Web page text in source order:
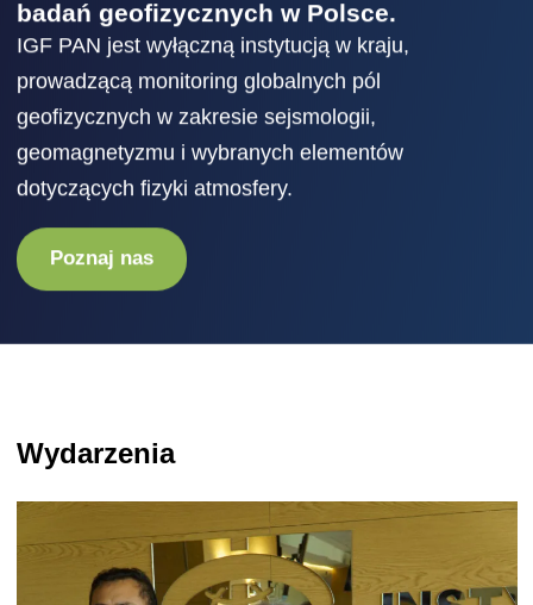
badań geofizycznych w Polsce.
IGF PAN jest wyłączną instytucją w kraju,
prowadzącą monitoring globalnych pól
geofizycznych w zakresie sejsmologii,
geomagnetyzmu i wybranych elementów
dotyczących fizyki atmosfery.
Poznaj nas
Wydarzenia